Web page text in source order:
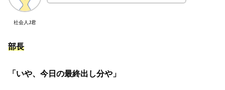
社会人J君
部長
「いや、今日の最終出し分や」